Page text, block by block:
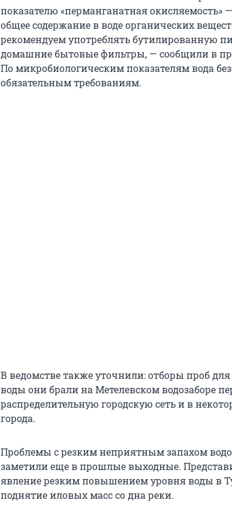
показателю «перманганатная
общее содержание в воде органических
рекомендуем употреблять бутилированную
домашние бытовые фильтры, — сообщили в
По микробиологическим показателям вода
обязательным требованиям.
В ведомстве также уточнили: отборы проб
воды они брали на Метелевском водозаборе
распределительную городскую сеть и в
города.
Проблемы с резким неприятным запахом
заметили еще в прошлые выходные.
явление резким повышением уровня воды в
поднятие иловых масс со дна реки.